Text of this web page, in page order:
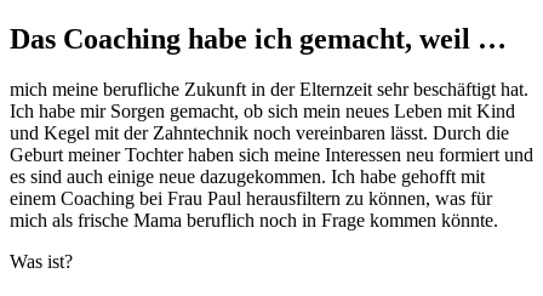
Das Coaching habe ich gemacht, weil …
mich meine berufliche Zukunft in der Elternzeit sehr beschäftigt hat.
Ich habe mir Sorgen gemacht, ob sich mein neues Leben mit Kind
und Kegel mit der Zahntechnik noch vereinbaren lässt. Durch die
Geburt meiner Tochter haben sich meine Interessen neu formiert und
es sind auch einige neue dazugekommen. Ich habe gehofft mit
einem Coaching bei Frau Paul herausfiltern zu können, was für
mich als frische Mama beruflich noch in Frage kommen könnte.
Was ist?